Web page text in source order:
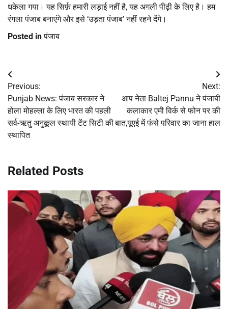
धकेला गया। यह सिर्फ़ हमारी लड़ाई नहीं है, यह अगली पीढ़ी के लिए है। हम
रंगला पंजाब बनाएंगे और इसे ‘उड़ता पंजाब’ नहीं रहने देंगे।
Posted inपंजाब
Post
navigation
Previous:
Punjab News: पंजाब सरकार ने
होला मोहल्ला के लिए भारत की पहली
सर्व-ऋतु अनुकूल स्थायी टेंट सिटी की
स्थापित
Next:
आप नेता Baltej Pannu ने पंजाबी
कलाकार एमी विर्क से फोन पर की
बात,यूएई में फंसे परिवार का जाना हाल
Related Posts